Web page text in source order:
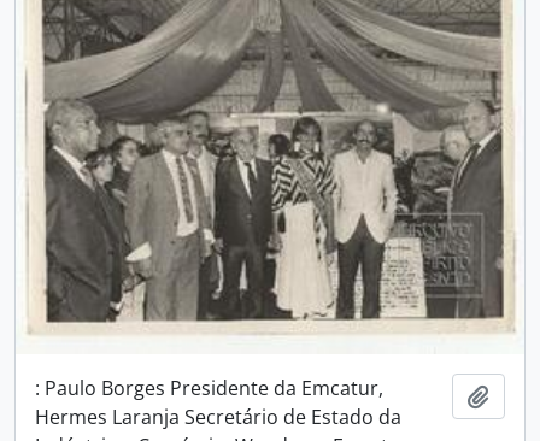
: Paulo Borges Presidente da Emcatur,
Hermes Laranja Secretário de Estado da